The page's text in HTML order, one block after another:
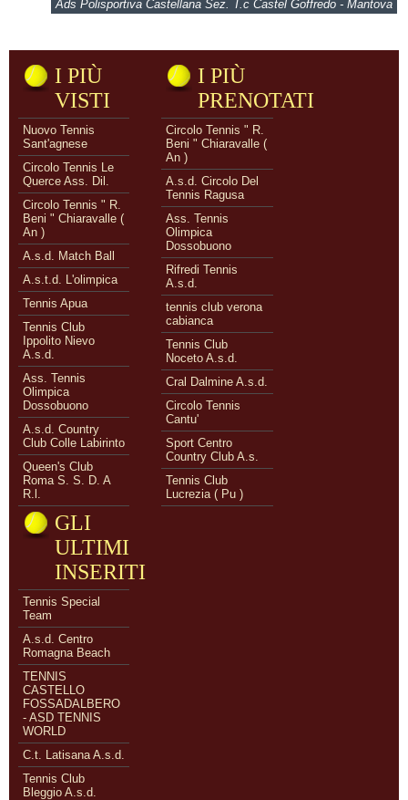
Ads Polisportiva Castellana Sez. T.c Castel Goffredo - Mantova
I PIÙ
VISTI
Nuovo Tennis
Sant'agnese
Circolo Tennis Le
Querce Ass. Dil.
Circolo Tennis " R.
Beni " Chiaravalle (
An )
A.s.d. Match Ball
A.s.t.d. L'olimpica
Tennis Apua
Tennis Club
Ippolito Nievo
A.s.d.
Ass. Tennis
Olimpica
Dossobuono
A.s.d. Country
Club Colle Labirinto
Queen's Club
Roma S. S. D. A
R.l.
I PIÙ
PRENOTATI
Circolo Tennis " R.
Beni " Chiaravalle (
An )
A.s.d. Circolo Del
Tennis Ragusa
Ass. Tennis
Olimpica
Dossobuono
Rifredi Tennis
A.s.d.
tennis club verona
cabianca
Tennis Club
Noceto A.s.d.
Cral Dalmine A.s.d.
Circolo Tennis
Cantu'
Sport Centro
Country Club A.s.
Tennis Club
Lucrezia ( Pu )
GLI
ULTIMI
INSERITI
Tennis Special
Team
A.s.d. Centro
Romagna Beach
TENNIS
CASTELLO
FOSSADALBERO
- ASD TENNIS
WORLD
C.t. Latisana A.s.d.
Tennis Club
Bleggio A.s.d.